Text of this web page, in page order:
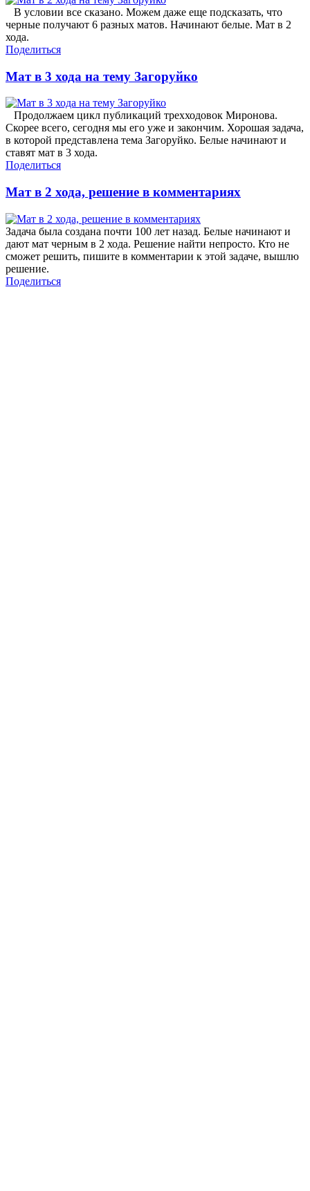
В условии все сказано. Можем даже еще подсказать, что
черные получают 6 разных матов. Начинают белые. Мат в 2
хода.
Поделиться
Мат в 3 хода на тему Загоруйко
Продолжаем цикл публикаций трехходовок Миронова.
Скорее всего, сегодня мы его уже и закончим. Хорошая задача,
в которой представлена тема Загоруйко. Белые начинают и
ставят мат в 3 хода.
Поделиться
Мат в 2 хода, решение в комментариях
Задача была создана почти 100 лет назад. Белые начинают и
дают мат черным в 2 хода. Решение найти непросто. Кто не
сможет решить, пишите в комментарии к этой задаче, вышлю
решение.
Поделиться